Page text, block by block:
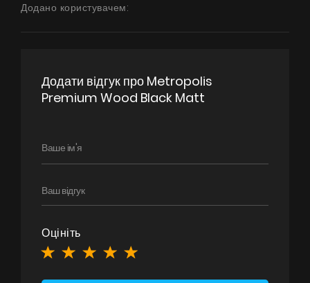
Додано користувачем:
Додати відгук про Metropolis
Premium Wood Black Matt
Оцініть